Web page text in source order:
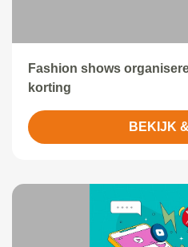
Fashion shows
korting
BEKIJK